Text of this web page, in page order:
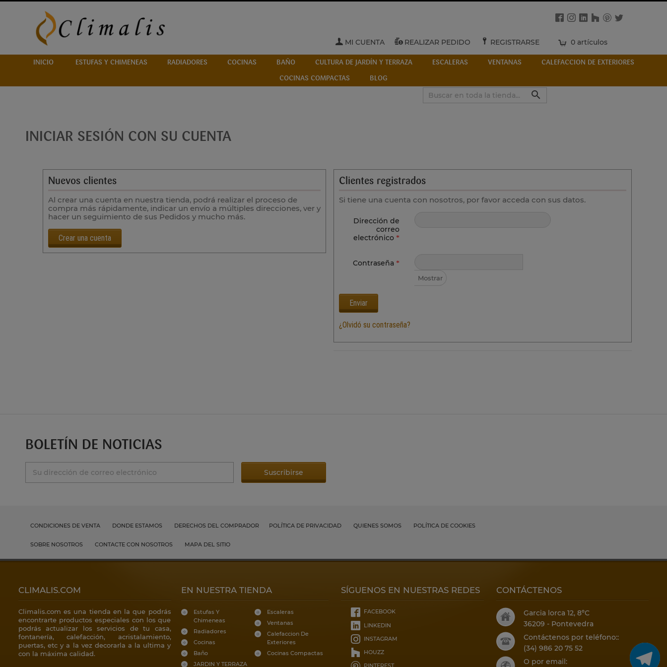
MI CUENTA REALIZAR PEDIDO REGISTRARSE 0 artículos
INICIO ESTUFAS Y CHIMENEAS RADIADORES COCINAS BAÑO CULTURA DE JARDÍN Y TERRAZA ESCALERAS VENTANAS
CALEFACCION DE EXTERIORES
COCINAS COMPACTAS
BLOG

INICIAR SESIÓN CON SU CUENTA
Nuevos clientes
Al crear una cuenta en nuestra tienda, podrá realizar el proceso de
compra más rápidamente, indicar un envío a múltiples direcciones, ver y
hacer un seguimiento de sus Pedidos y mucho más.
Crear una cuenta
Clientes registrados
Si tiene una cuenta con nosotros, por favor acceda con sus datos.
Dirección de
correo
electrónico *
Contraseña *
Mostrar
Enviar
¿Olvidó su contraseña?
BOLETÍN DE NOTICIAS
CONDICIONES DE VENTA DONDE ESTAMOS DERECHOS DEL COMPRADOR POLÍTICA DE PRIVACIDAD QUIENES SOMOS POLÍTICA DE COOKIES
SOBRE NOSOTROS CONTACTE CON NOSOTROS MAPA DEL SITIO
CLIMALIS.COM
Climalis.com es una tienda en la que podrás
encontrarte productos especiales con los que
podrás actualizar los servicios de tu casa,
fontanería, calefacción, acristalamiento,
puertas, etc y a la vez decorarla a la ultima y
con la máxima calidad.
EN NUESTRA TIENDA
Estufas Y
Chimeneas
Radiadores
Cocinas
Baño
JARDIN Y TERRAZA
Escaleras
Ventanas
Calefaccion De
Exteriores
Cocinas Compactas
SÍGUENOS EN NUESTRAS REDES
FACEBOOK
LINKEDIN
INSTAGRAM
HOUZZ
PINTEREST
CONTÁCTENOS
Garcia lorca 12, 8ºC
36209 - Pontevedra
Contáctenos por teléfono::
(34) 986 20 75 52
O por email: